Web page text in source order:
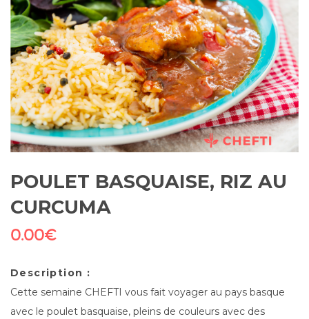
POULET BASQUAISE, RIZ AU
CURCUMA
0.00€
Description :
Cette semaine CHEFTI vous fait voyager au pays basque
avec le poulet basquaise, pleins de couleurs avec des